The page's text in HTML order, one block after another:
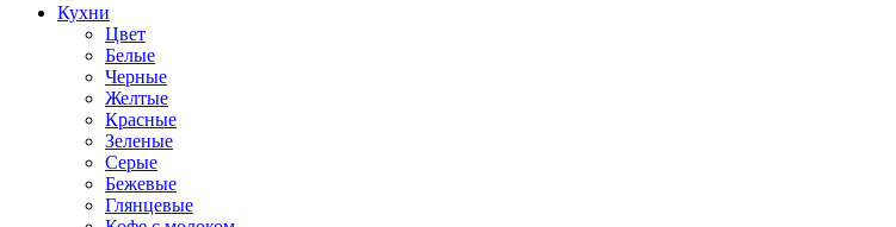
Кухни
Цвет
Белые
Черные
Желтые
Красные
Зеленые
Серые
Бежевые
Глянцевые